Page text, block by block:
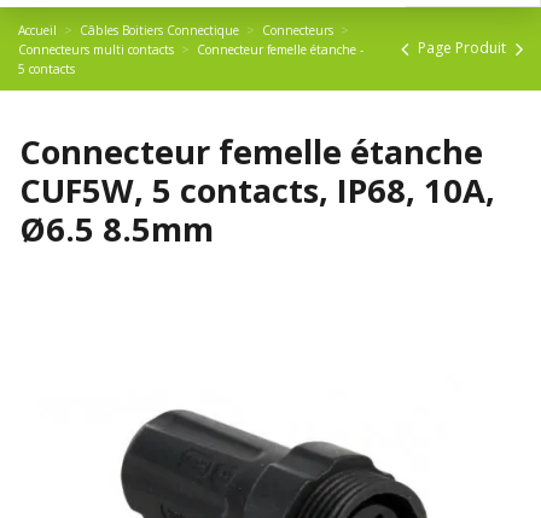
Accueil Câbles Boitiers Connectique
Connecteurs
Connecteurs multi contacts
Connecteur femelle étanche -
5 contacts
Page Produit
Connecteur femelle étanche
CUF5W, 5 contacts, IP68, 10A,
Ø6.5 8.5mm